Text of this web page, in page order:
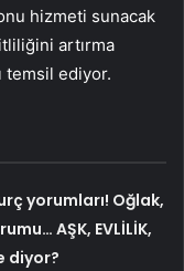
hizmeti sunacak
artırma
temsil ediyor.
yorumları! Oğlak,
AŞK, EVLİLİK,
diyor?